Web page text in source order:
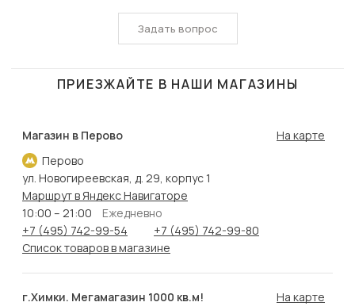
Задать вопрос
ПРИЕЗЖАЙТЕ В НАШИ МАГАЗИНЫ
Магазин в Перово
Перово
На карте
ул. Новогиреевская, д. 29, корпус 1
Маршрут в Яндекс Навигаторе
10:00 – 21:00
Ежедневно
+7 (495) 742-99-54
+7 (495) 742-99-80
Список товаров в магазине
г.Химки. Мегамагазин 1000 кв.м!
На карте